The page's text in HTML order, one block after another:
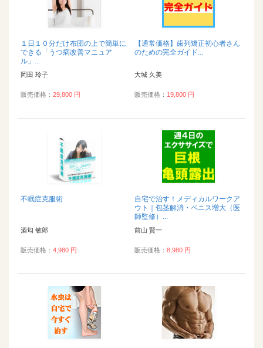
１日１０分だけ布団の上で簡単に
できる「うつ病改善マニュア
ル」...
岡田 玲子
販売価格： 29,800 円
【通常価格】歯列矯正初心者さん
のための完全ガイド...
大城 久美
販売価格： 19,800 円
不眠症克服術
酒匂 敏郎
販売価格： 4,980 円
自宅で治す！メディカルワークア
ウト｜包茎解消・ペニス増大（医
師監修）...
前山 賢一
販売価格： 8,980 円